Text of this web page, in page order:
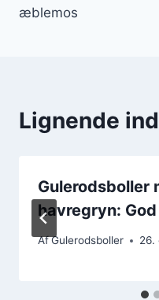
æblemos
Lignende
Gulerodsboller
havregryn:
AfGulerodsboller 26.